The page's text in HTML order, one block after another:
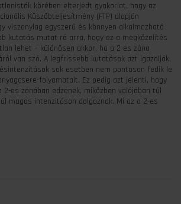
körében elterjedt gyakorlat, hogy az
Küszöbteljesítmény (FTP) alapján
viszonylag egyszerű és könnyen alkalmazható
kutatás mutat rá arra, hogy ez a megközelítés
lehet – különösen akkor, ha a 2-es zóna
van szó. A legfrissebb kutatások azt igazolják,
sok esetben nem pontosan fedik le
folyamatait. Ez pedig azt jelenti, hogy
2-es zónában edzenek, miközben valójában túl
magas intenzitáson dolgoznak. Mi az a 2-es